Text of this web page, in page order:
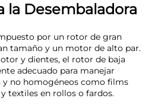
la Desembaladora
por un rotor de gran
tamaño y un motor de alto par.
y dientes, el rotor de baja
adecuado para manejar
no homogéneos como films
textiles en rollos o fardos.